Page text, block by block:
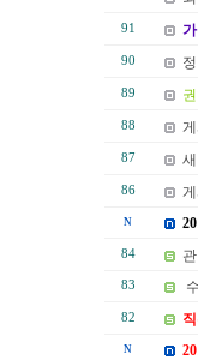
91
90
89
88
87
86
N
84
83
82
N